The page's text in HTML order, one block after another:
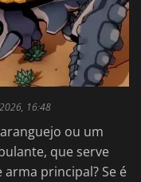
16:48
ou um
que serve
principal? Se é